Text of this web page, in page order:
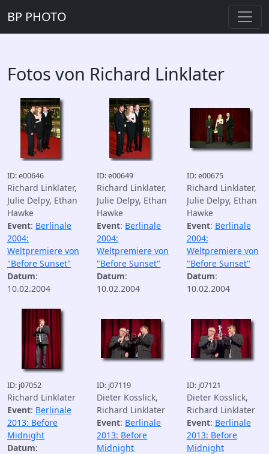
BP PHOTO
Fotos von Richard Linklater
ID: e00646
Richard Linklater,
Julie Delpy, Ethan
Hawke
Event: Berlinale
2004:
Weltpremiere von
"Before Sunset"
Datum:
10.02.2004
ID: e00649
Richard Linklater,
Julie Delpy, Ethan
Hawke
Event: Berlinale
2004:
Weltpremiere von
"Before Sunset"
Datum:
10.02.2004
ID: e00675
Richard Linklater,
Julie Delpy, Ethan
Hawke
Event: Berlinale
2004:
Weltpremiere von
"Before Sunset"
Datum:
10.02.2004
ID: j07052
Richard Linklater
Event: Berlinale
2013: Before
Midnight
Datum:
ID: j07119
Dieter Kosslick,
Richard Linklater
Event: Berlinale
2013: Before
Midnight
ID: j07121
Dieter Kosslick,
Richard Linklater
Event: Berlinale
2013: Before
Midnight